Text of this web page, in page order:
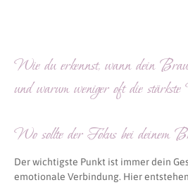
Wie du erkennst, wann dein
und warum weniger oft die
Wo sollte der Fokus bei deinem
Der wichtigste Punkt ist immer dein
emotionale Verbindung. Hier